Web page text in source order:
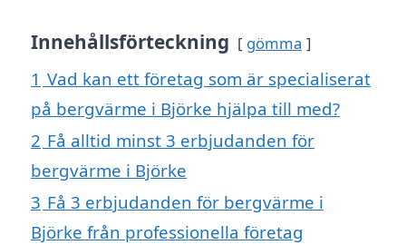
Innehållsförteckning gömma
1 Vad kan ett företag som är specialiserat
på bergvärme i Björke hjälpa till med?
2 Få alltid minst 3 erbjudanden för
bergvärme i Björke
3 Få 3 erbjudanden för bergvärme i
Björke från professionella företag